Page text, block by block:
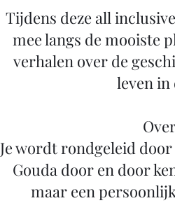
Tijdens deze all
mee langs de mooiste
verhalen over de
leven in
Je wordt rondgeleid
Gouda door en door
maar een